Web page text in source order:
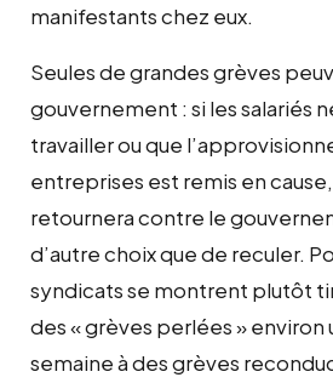
manifestants chez eux.
Seules de grandes grèves
gouvernement : si les salariés
travailler ou que
entreprises est remis en
retournera contre le
d’autre choix que de reculer.
syndicats se montrent plutôt
des « grèves perlées » environ
semaine à des grèves